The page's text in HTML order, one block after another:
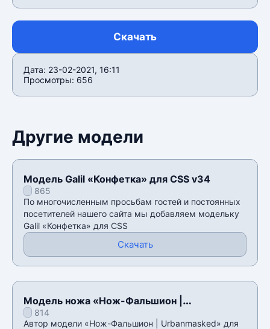
Скачать
Дата: 23-02-2021, 16:11
Просмотры: 656
Другие модели
Модель Galil «Конфетка» для CSS v34
865
По многочисленным просьбам гостей и постоянных
посетителей нашего сайта мы добавляем модельку
Galil «Конфетка» для CSS
Скачать
Модель ножа «Нож-Фальшион |
Urbanmasked» для CSS v34
814
Автор модели «Нож-Фальшион | Urbanmasked» для